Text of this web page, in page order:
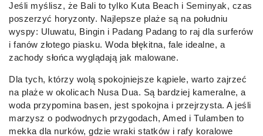
Jeśli myślisz, że Bali to tylko Kuta Beach i Seminyak, czas
poszerzyć horyzonty. Najlepsze plaże są na południu
wyspy: Uluwatu, Bingin i Padang Padang to raj dla surferów
i fanów złotego piasku. Woda błękitna, fale idealne, a
zachody słońca wyglądają jak malowane.
Dla tych, którzy wolą spokojniejsze kąpiele, warto zajrzeć
na plaże w okolicach Nusa Dua. Są bardziej kameralne, a
woda przypomina basen, jest spokojna i przejrzysta. A jeśli
marzysz o podwodnych przygodach, Amed i Tulamben to
mekka dla nurków, gdzie wraki statków i rafy koralowe